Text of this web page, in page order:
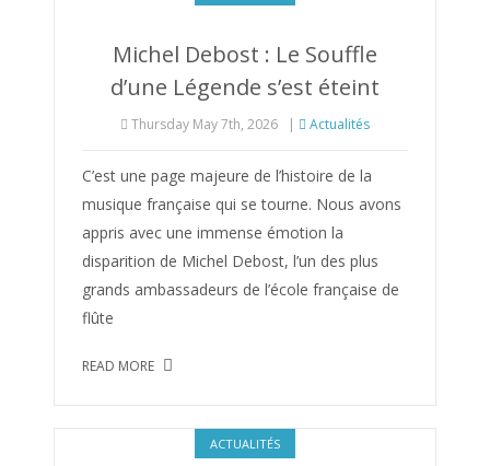
Michel Debost : Le Souffle
d’une Légende s’est éteint
Thursday May 7th, 2026 | Actualités
C’est une page majeure de l’histoire de la
musique française qui se tourne. Nous avons
appris avec une immense émotion la
disparition de Michel Debost, l’un des plus
grands ambassadeurs de l’école française de
flûte
READ MORE
ACTUALITÉS